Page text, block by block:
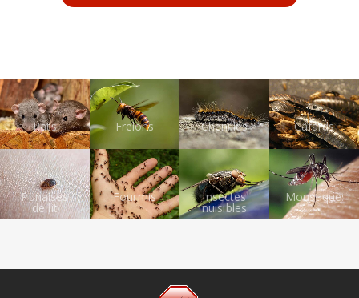
Rats Frelons Chenilles Cafards
Punaises
de lit
Fourmis Insectes
nuisibles
Moustiques